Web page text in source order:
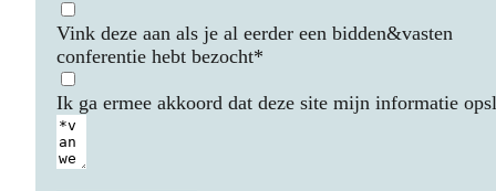
Vink deze aan als je al eerder een bidden&vasten
conferentie hebt bezocht*
Ik ga ermee akkoord dat deze site mijn informatie